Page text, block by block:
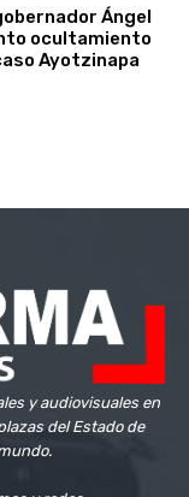
Ángel
ocultamiento
Ayotzinapa
y audiovisuales en
del Estado de